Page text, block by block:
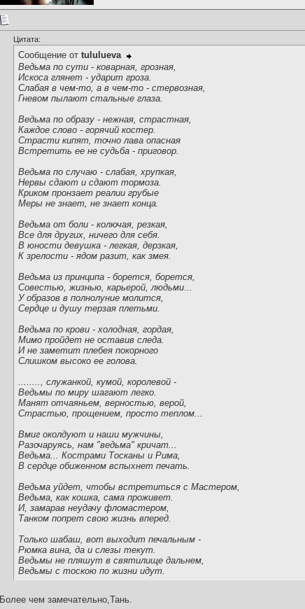
Цитата:
Сообщение от tululueva
Ведьма по сути - коварная, грозная,
Искоса глянет - ударит гроза.
Слабая в чем-то, а в чем-то - стервозная,
Гневом пылают стальные глаза.
Ведьма по образу - нежная, страстная,
Каждое слово - горячий костер.
Страсти кипят, точно лава опасная
Встретить ее не судьба - приговор.
Ведьма по случаю - слабая, хрупкая,
Нервы сдают и сдают тормоза.
Криком пронзает реалии грубые
Меры не знает, не знает конца.
Ведьма от боли - колючая, резкая,
Все для других, ничего для себя.
В юности девушка - легкая, дерзкая,
К зрелости - ядом разит, как змея.
Ведьма из принципа - борется, борется,
Совестью, жизнью, карьерой, людьми...
У образов в полнолуние молится,
Сердце и душу терзая плетьми.
Ведьма по крови - холодная, гордая,
Мимо пройдет не оставив следа.
И не заметит плебея покорного
Слишком высоко ее голова.
........, служанкой, кумой, королевой -
Ведьмы по миру шагают легко.
Манят отчаяньем, верностью, верой,
Страстью, прощением, просто теплом...
Вмиг околдуют и наши мужчины,
Разочаруясь, нам "ведьма" кричат...
Ведьма... Кострами Тосканы и Рима,
В сердце обиженном вспыхнет печать.
Ведьма уйдет, чтобы встретиться с Мастером,
Ведьма, как кошка, сама проживет.
И, замарав неудачу фломастером,
Танком попрет свою жизнь вперед.
Только шабаш, вот выходит печальным -
Рюмка вина, да и слезы текут.
Ведьмы не пляшут в святилище дальнем,
Ведьмы с тоскою по жизни идут.
Более чем замечательно,Тань.